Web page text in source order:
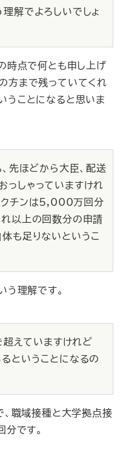
解でよろしいでしょ
時点で何とも申し上げ
方まで残っていてくれ
うことになると思いま
、先ほどから大臣、配送
っしゃっていますけれ
クチンは5,000万回分
れ以上の回数分の申請
も足りないというこ
う理解です。
えていますけれど
ということになるの
、職域接種と大学拠点接
です。